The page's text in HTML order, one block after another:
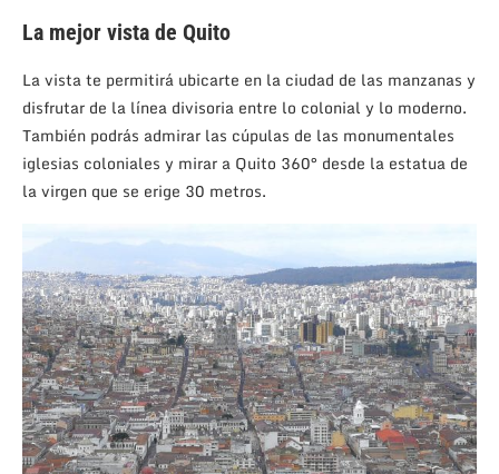
La mejor vista de Quito
La vista te permitirá ubicarte en la ciudad de las manzanas y
disfrutar de la línea divisoria entre lo colonial y lo moderno.
También podrás admirar las cúpulas de las monumentales
iglesias coloniales y mirar a Quito 360° desde la estatua de
la virgen que se erige 30 metros.